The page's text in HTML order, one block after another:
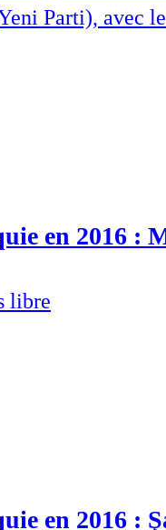
Parti), avec
en 2016 :
libre
en 2016 :